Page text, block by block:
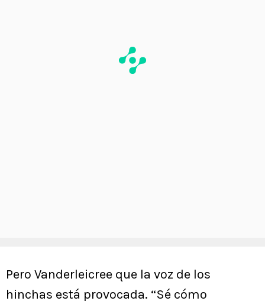
Pero Vanderleicree que la voz de los
hinchas está provocada. “Sé cómo